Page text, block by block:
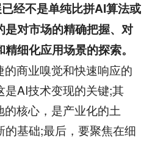
经不是单纯比拼AI算法或
对市场的精确把握、对
细化应用场景的探索。
商业嗅觉和快速响应的
AI技术变现的关键;其
核心，是产业化的土
基础;最后，要聚焦在细